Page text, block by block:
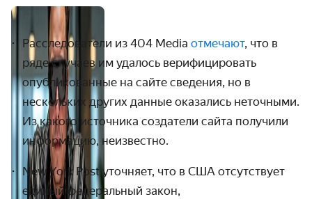
Расследователи из 404 Media отмечают, что в
ряде случаев им удалось верифицировать
опубликованные на сайте сведения, но в
нескольких других данные оказались неточными.
Из какого источника создатели сайта получили
информацию, неизвестно.
New York Post уточняет, что в США отсутствует
единый федеральный закон,